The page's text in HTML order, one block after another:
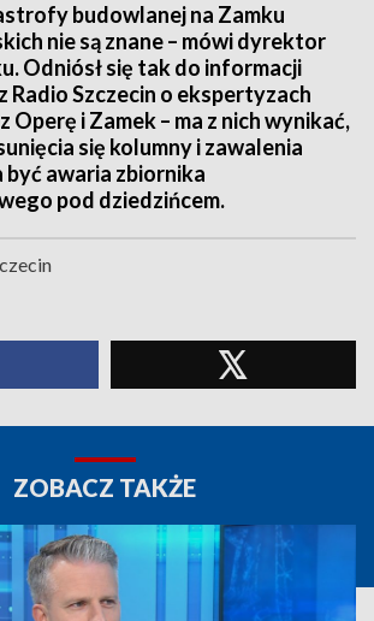
budowlanej na Zamku
nie są znane – mówi dyrektor
Odniósł się tak do informacji
Radio Szczecin o ekspertyzach
Operę i Zamek – ma z nich wynikać,
się kolumny i zawalenia
być awaria zbiornika
pod dziedzińcem.
ZOBACZ TAKŻE